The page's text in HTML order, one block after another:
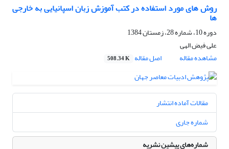
روش های مورد استفاده در کتب آموزش زبان اسپانیایی به خارجی
ها
دوره 10، شماره 28، زمستان 1384
علی فیض الهی
مشاهده مقاله
اصل مقاله 508.34 K
مقالات آماده انتشار
شماره جاری
شماره‌های پیشین نشریه